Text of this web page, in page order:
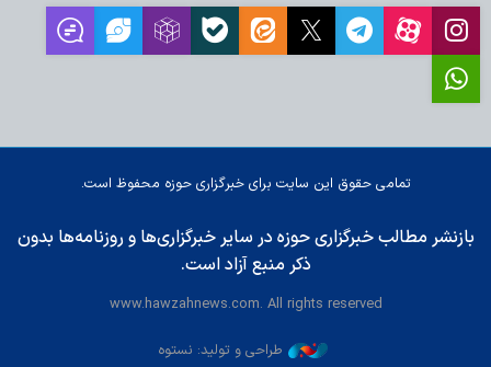
تمامی حقوق این سایت برای خبرگزاری حوزه محفوظ است.
بازنشر مطالب خبرگزاری حوزه در سایر خبرگزاری‌ها و روزنامه‌ها بدون
ذکر منبع آزاد است.
www.hawzahnews.com. All rights reserved
طراحی و تولید: نستوه